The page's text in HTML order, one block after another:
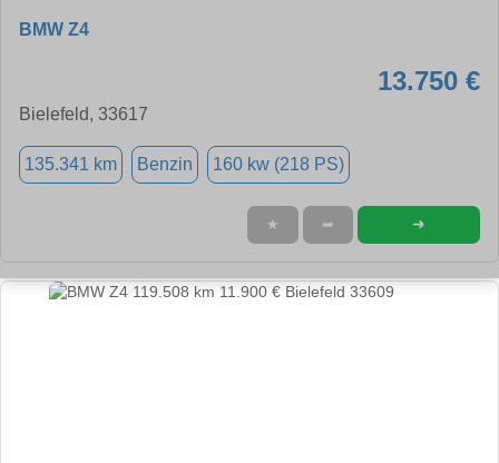
BMW Z4
13.750 €
Bielefeld, 33617
135.341 km Benzin 160 kw (218 PS)
★ ➦ ➜